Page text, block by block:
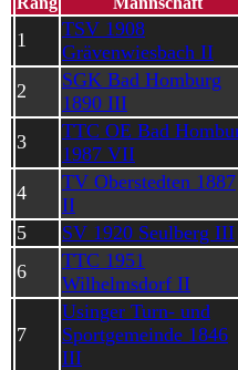
1
TSV 1908
Grävenwiesbach II
2
SGK Bad Homburg
1890 III
3
TTC OE Bad
1987 VII
4
TV Oberstedten 1887
II
5
SV 1920 Seulberg III
6
TTC 1951
Wilhelmsdorf II
7
Usinger Turn- und
Sportgemeinde 1846
III